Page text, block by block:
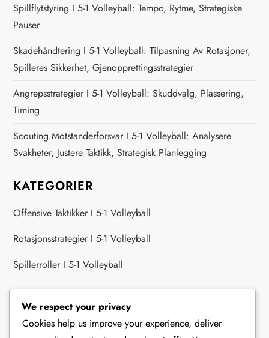
Spillflytstyring I 5-1 Volleyball: Tempo, Rytme, Strategiske
Pauser
Skadehåndtering I 5-1 Volleyball: Tilpasning Av Rotasjoner,
Spilleres Sikkerhet, Gjenopprettingsstrategier
Angrepsstrategier I 5-1 Volleyball: Skuddvalg, Plassering,
Timing
Scouting Motstanderforsvar I 5-1 Volleyball: Analysere
Svakheter, Justere Taktikk, Strategisk Planlegging
KATEGORIER
Offensive Taktikker I 5-1 Volleyball
Rotasjonsstrategier I 5-1 Volleyball
Spillerroller I 5-1 Volleyball
Search
We respect your privacy
Cookies help us improve your experience, deliver